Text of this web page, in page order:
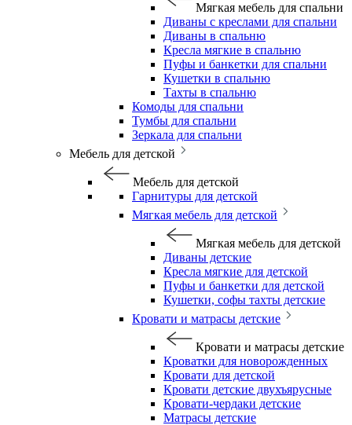
Мягкая мебель для спальни
Диваны с креслами для спальни
Диваны в спальню
Кресла мягкие в спальню
Пуфы и банкетки для спальни
Кушетки в спальню
Тахты в спальню
Комоды для спальни
Тумбы для спальни
Зеркала для спальни
Мебель для детской
Мебель для детской
Гарнитуры для детской
Мягкая мебель для детской
Мягкая мебель для детской
Диваны детские
Кресла мягкие для детской
Пуфы и банкетки для детской
Кушетки, софы тахты детские
Кровати и матрасы детские
Кровати и матрасы детские
Кроватки для новорожденных
Кровати для детской
Кровати детские двухъярусные
Кровати-чердаки детские
Матрасы детские